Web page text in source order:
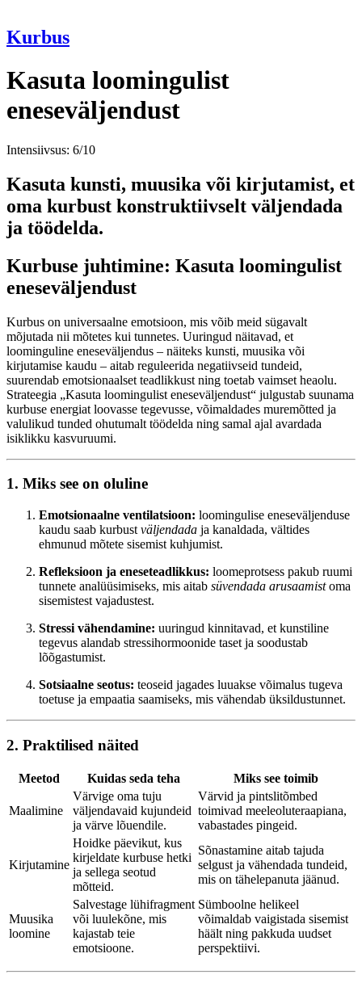
Kurbus
Kasuta loomingulist
eneseväljendust
Intensiivsus: 6/10
Kasuta kunsti, muusika või kirjutamist, et
oma kurbust konstruktiivselt väljendada
ja töödelda.
Kurbuse juhtimine: Kasuta loomingulist
eneseväljendust
Kurbus on universaalne emotsioon, mis võib meid sügavalt
mõjutada nii mõtetes kui tunnetes. Uuringud näitavad, et
loominguline eneseväljendus – näiteks kunsti, muusika või
kirjutamise kaudu – aitab reguleerida negatiivseid tundeid,
suurendab emotsionaalset teadlikkust ning toetab vaimset heaolu.
Strateegia „Kasuta loomingulist eneseväljendust“ julgustab suunama
kurbuse energiat loovasse tegevusse, võimaldades muremõtted ja
valulikud tunded ohutumalt töödelda ning samal ajal avardada
isiklikku kasvuruumi.
1. Miks see on oluline
Emotsionaalne ventilatsioon: loomingulise eneseväljenduse
kaudu saab kurbust väljendada ja kanaldada, vältides
ehmunud mõtete sisemist kuhjumist.
Refleksioon ja eneseteadlikkus: loomeprotsess pakub ruumi
tunnete analüüsimiseks, mis aitab süvendada arusaamistoma
sisemistest vajadustest.
Stressi vähendamine: uuringud kinnitavad, et kunstiline
tegevus alandab stressihormoonide taset ja soodustab
lõõgastumist.
Sotsiaalne seotus: teoseid jagades luuakse võimalus tugeva
toetuse ja empaatia saamiseks, mis vähendab üksildustunnet.
2. Praktilised näited
Meetod Kuidas seda teha Miks see toimib
Maalimine
Värvige oma tuju
väljendavaid kujundeid
ja värve lõuendile.
Värvid ja pintslitõmbed
toimivad meeleoluteraapiana,
vabastades pingeid.
Kirjutamine
Hoidke päevikut, kus
kirjeldate kurbuse hetki
ja sellega seotud
mõtteid.
Sõnastamine aitab tajuda
selgust ja vähendada tundeid,
mis on tähelepanuta jäänud.
Muusika
loomine
Salvestage lühifragment
või luulekõne, mis
kajastab teie
emotsioone.
Sümboolne helikeel
võimaldab vaigistada sisemist
häält ning pakkuda uudset
perspektiivi.